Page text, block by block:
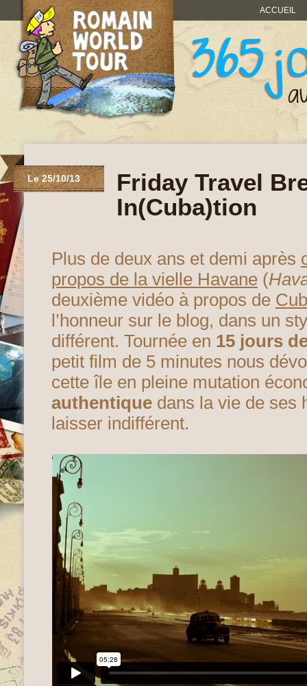
ACCUEIL
Le 25/10/13
Friday Travel
In(Cuba)tion
Plus de deux ans et demi après
propos de la vielle Havane (
deuxième vidéo à propos de
l’honneur sur le blog, dans un
différent. Tournée en 15 jours
petit film de 5 minutes nous
cette île en pleine mutation
authentique dans la vie de ses
laisser indifférent.